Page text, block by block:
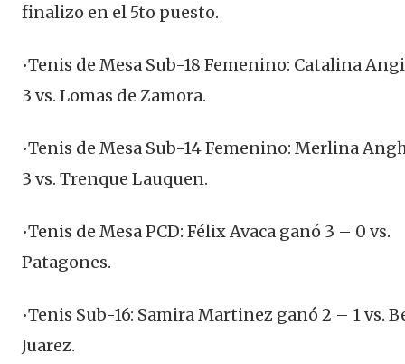
finalizo en el 5to puesto.
•Tenis de Mesa Sub-18 Femenino: Catalina
3 vs. Lomas de Zamora.
•Tenis de Mesa Sub-14 Femenino: Merlina
3 vs. Trenque Lauquen.
•Tenis de Mesa PCD: Félix Avaca ganó 3 – 0 vs.
Patagones.
•Tenis Sub-16: Samira Martinez ganó 2 – 1 vs.
Juarez.